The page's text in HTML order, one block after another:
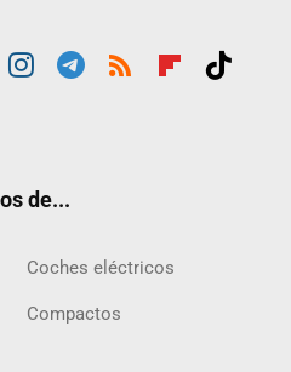
de...
Coches eléctricos
Compactos